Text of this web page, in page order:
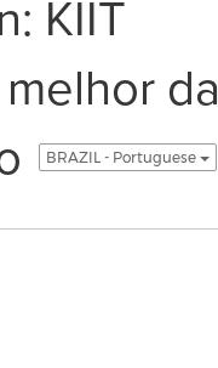
KIIT
da
BRAZIL - Portuguese